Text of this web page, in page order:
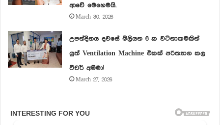
ආවේ මෙහෙමයි.
March 30, 2026
උපන්දිනය දවසේ මිලියන 6 ක වටිනාකමකින්
යුත් Ventilation Machine එකක් පරිත්‍යාග කල
ටීචර් අම්මා!
March 27, 2026